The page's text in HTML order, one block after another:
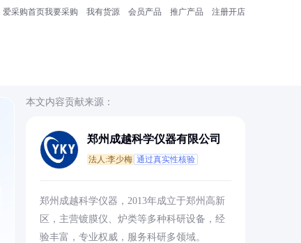
爱采购首页我要采购 我有货源 会员产品 推广产品 注册开店
本文内容贡献来源：
郑州成越科学仪器有限公司
法人:李少梅 通过真实性核验
郑州成越科学仪器，2013年成立于郑州高新
区，主营镀膜仪、炉类等多种科研设备，经
验丰富，专业权威，服务科研多领域。